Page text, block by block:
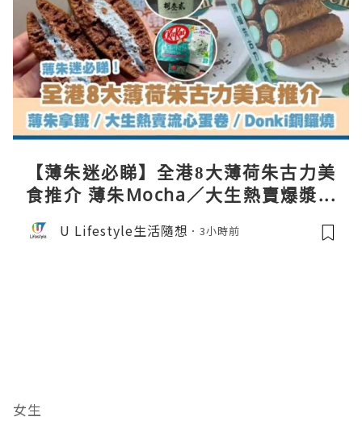
【薄朱迷必睇】全港8大薄荷朱古力美
食推介 薄朱Mocha／大生熱賣爆漿蛋
卷／Donki銅鑼燒
U Lifestyle生活隨想 3小時前
女生